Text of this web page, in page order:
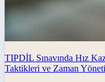
TIPDİL Sınavında Hız
Taktikleri ve Zaman